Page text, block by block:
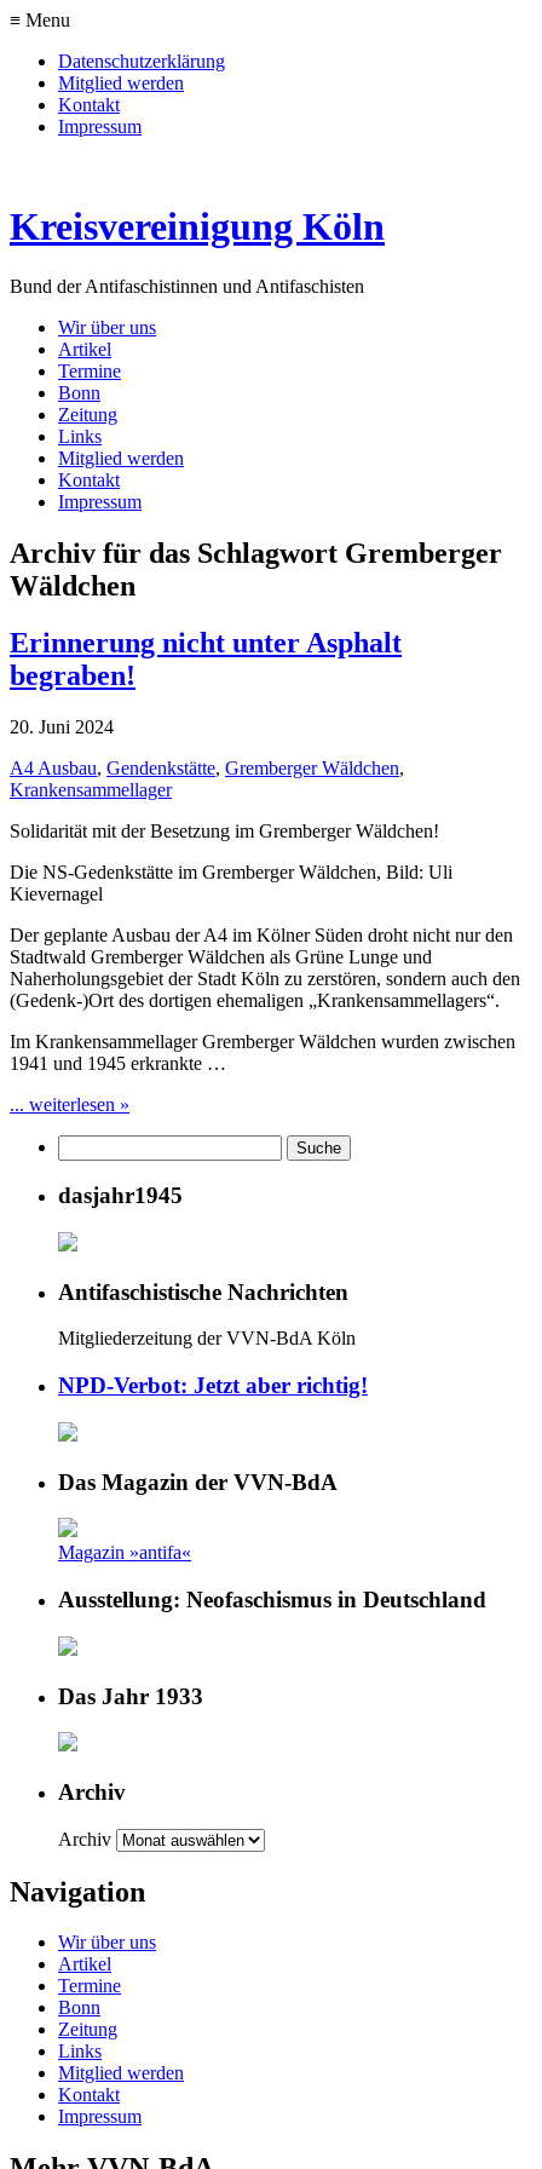
≡ Menu
Datenschutzerklärung
Mitglied werden
Kontakt
Impressum
Kreisvereinigung Köln
Bund der Antifaschistinnen und Antifaschisten
Wir über uns
Artikel
Termine
Bonn
Zeitung
Links
Mitglied werden
Kontakt
Impressum
Archiv für das Schlagwort Gremberger
Wäldchen
Erinnerung nicht unter Asphalt
begraben!
20. Juni 2024
A4 Ausbau, Gendenkstätte, Gremberger Wäldchen,
Krankensammellager
Solidarität mit der Besetzung im Gremberger Wäldchen!
Die NS-Gedenkstätte im Gremberger Wäldchen, Bild: Uli
Kievernagel
Der geplante Ausbau der A4 im Kölner Süden droht nicht nur den
Stadtwald Gremberger Wäldchen als Grüne Lunge und
Naherholungsgebiet der Stadt Köln zu zerstören, sondern auch den
(Gedenk-)Ort des dortigen ehemaligen „Krankensammellagers“.
Im Krankensammellager Gremberger Wäldchen wurden zwischen
1941 und 1945 erkrankte …
... weiterlesen »
dasjahr1945
Antifaschistische Nachrichten
Mitgliederzeitung der VVN-BdA Köln
NPD-Verbot: Jetzt aber richtig!
Das Magazin der VVN-BdA
Magazin »antifa«
Ausstellung: Neofaschismus in Deutschland
Das Jahr 1933
Archiv
Archiv
Navigation
Wir über uns
Artikel
Termine
Bonn
Zeitung
Links
Mitglied werden
Kontakt
Impressum